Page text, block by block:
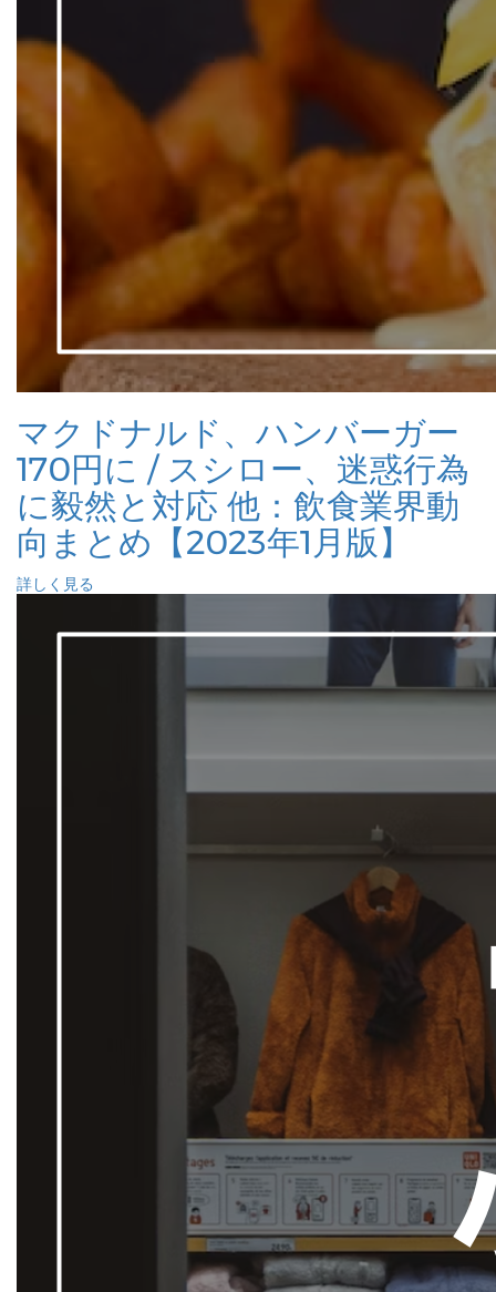
マクドナルド、ハンバーガー
170円に / スシロー、迷惑行為
に毅然と対応 他：飲食業界動
向まとめ【2023年1月版】
詳しく見る